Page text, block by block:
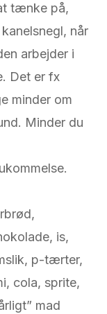
tænke på,
når
arbejder i
Det er fx
minder om
Minder du
is,
p-tærter,
cola, sprite,
mad